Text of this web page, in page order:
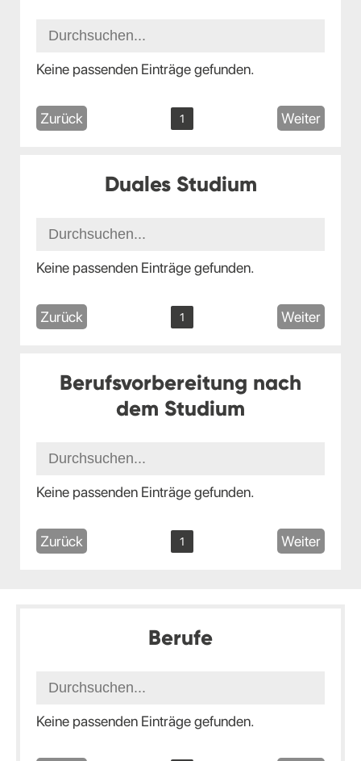
Keine passenden Einträge gefunden.
Zurück 1 Weiter
Duales Studium
Keine passenden Einträge gefunden.
Zurück 1 Weiter
Berufsvorbereitung nach
dem Studium
Keine passenden Einträge gefunden.
Zurück 1 Weiter
Berufe
Keine passenden Einträge gefunden.